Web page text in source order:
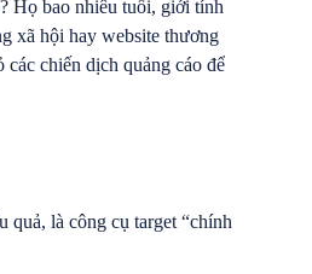
Họ bao nhiêu tuổi, giới tính
xã hội hay website thương
chiến dịch quảng cáo để
quả, là công cụ target “chính